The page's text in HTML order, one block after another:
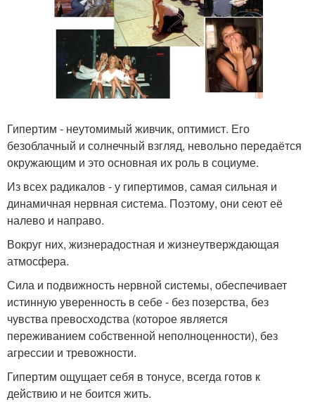
Гипертим - неутомимый живчик, оптимист. Его
безоблачный и солнечный взгляд, невольно передаётся
окружающим и это основная их роль в социуме.
Из всех радикалов - у гипертимов, самая сильная и
динамичная нервная система. Поэтому, они сеют её
налево и направо.
Вокруг них, жизнерадостная и жизнеутверждающая
атмосфера.
Сила и подвижность нервной системы, обеспечивает
истинную уверенность в себе - без позерства, без
чувства превосходства (которое является
переживанием собственной неполноценности), без
агрессии и тревожности.
Гипертим ощущает себя в тонусе, всегда готов к
действию и не боится жить.